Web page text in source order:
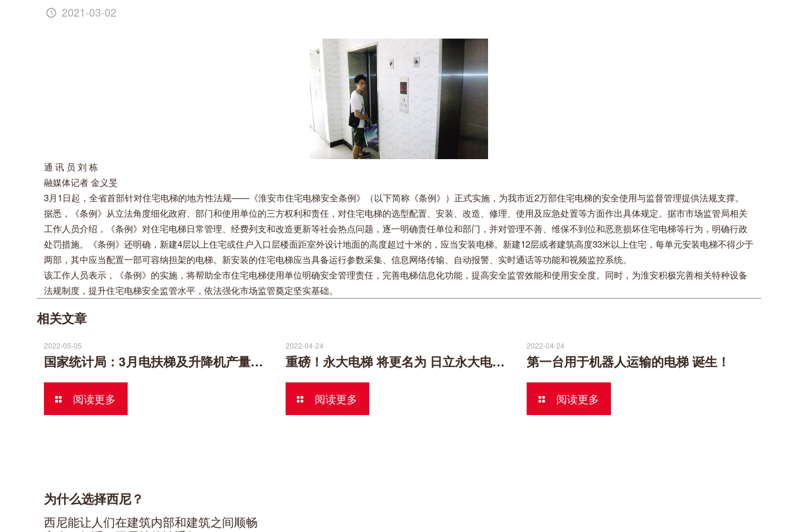
2021-03-02
通 讯 员 刘 栋
融媒体记者 金义旻
3月1日起，全省首部针对住宅电梯的地方性法规——《淮安市住宅电梯安全条例》（以下简称《条例》）正式实施，为我市近2万部住宅电梯的安全使用与监督管理提供法规支撑。
据悉，《条例》从立法角度细化政府、部门和使用单位的三方权利和责任，对住宅电梯的选型配置、安装、改造、修理、使用及应急处置等方面作出具体规定。据市市场监管局相关
工作人员介绍，《条例》对住宅电梯日常管理、经费列支和改造更新等社会热点问题，逐一明确责任单位和部门，并对管理不善、维保不到位和恶意损坏住宅电梯等行为，明确行政
处罚措施。《条例》还明确，新建4层以上住宅或住户入口层楼面距室外设计地面的高度超过十米的，应当安装电梯。新建12层或者建筑高度33米以上住宅，每单元安装电梯不得少于
两部，其中应当配置一部可容纳担架的电梯。新安装的住宅电梯应当具备运行参数采集、信息网络传输、自动报警、实时通话等功能和视频监控系统。
该工作人员表示，《条例》的实施，将帮助全市住宅电梯使用单位明确安全管理责任，完善电梯信息化功能，提高安全监管效能和使用安全度。同时，为淮安积极完善相关特种设备
法规制度，提升住宅电梯安全监管水平，依法强化市场监管奠定坚实基础。
相关文章
2022-05-05
国家统计局：3月电扶梯及升降机产量同比下跌，4月数据可能更惨
阅读更多
2022-04-24
重磅！永大电梯 将更名为 日立永大电梯！
阅读更多
2022-04-24
第一台用于机器人运输的电梯 诞生！
阅读更多
为什么选择西尼？
西尼能让人们在建筑内部和建筑之间顺畅